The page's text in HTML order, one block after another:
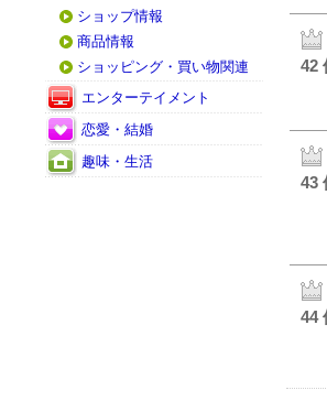
ショップ情報
商品情報
ショッピング・買い物関連
エンターテイメント
恋愛・結婚
趣味・生活
42
43
44